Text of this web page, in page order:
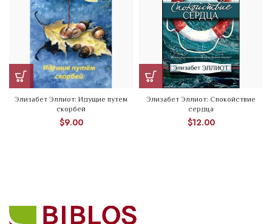
Элизабет Эллиот: Идущие путем
скорбей
$9.00
Элизабет Эллиот: Спокойствие
сердца
$12.00